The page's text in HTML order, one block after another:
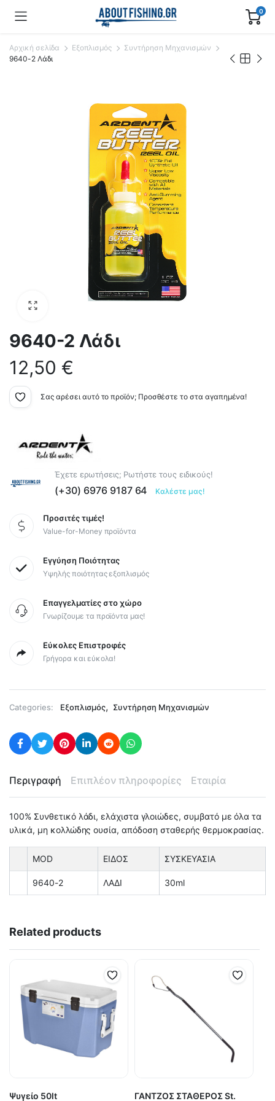
0
Αρχική σελίδα Εξοπλισμός
Συντήρηση Μηχανισμών
9640-2 Λάδι
9640-2 Λάδι
12,50 €
Σας αρέσει αυτό το προϊόν; Προσθέστε το στα αγαπημένα!
Έχετε ερωτήσεις; Ρωτήστε τους ειδικούς!
(+30) 6976 9187 64 Καλέστε μας!
Προσιτές τιμές!
Value-for-Money προϊόντα
Εγγύηση Ποιότητας
Υψηλής ποιότητας εξοπλισμός
Επαγγελματίες στο χώρο
Γνωρίζουμε τα προϊόντα μας!
Εύκολες Επιστροφές
Γρήγορα και εύκολα!
Categories: Εξοπλισμός, Συντήρηση Μηχανισμών
Περιγραφή Επιπλέον πληροφορίες Εταιρία
100% Συνθετικό λάδι, ελάχιστα γλοιώδες, συμβατό με όλα τα
υλικά, μη κολλώδης ουσία, απόδοση σταθερής θερμοκρασίας.
MOD ΕΙΔΟΣ ΣΥΣΚΕΥΑΣΙΑ
9640-2 ΛΑΔΙ 30ml
Related products
Ψυγείο 50lt ΓΑΝΤΖΟΣ ΣΤΑΘΕΡΟΣ St.